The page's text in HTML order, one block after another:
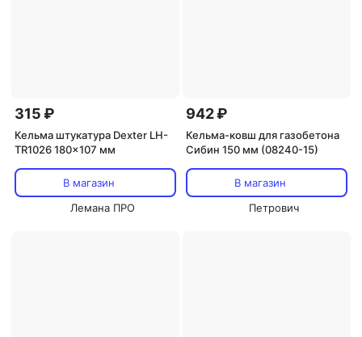
315 ₽
Кельма штукатура Dexter LH-
TR1026 180x107 мм
В магазин
Лемана ПРО
942 ₽
Кельма-ковш для газобетона
Сибин 150 мм (08240-15)
В магазин
Петрович